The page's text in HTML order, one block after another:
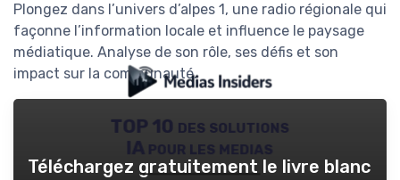
Plongez dans l’univers d’alpes 1, une radio régionale qui
façonne l’information locale et influence le paysage
médiatique. Analyse de son rôle, ses défis et son
impact sur la communauté.
TOP 10 des solutions
IA pour les medias
Téléchargez gratuitement le livre blanc